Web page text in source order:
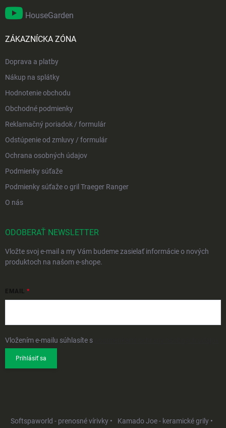
HouseGarden
ZÁKAZNÍCKA ZÓNA
Doprava a platby
Nákup na splátky
Hodnotenie obchodu
Obchodné podmienky
Reklamačný poriadok / formulár
Odstúpenie od zmluvy / formulár
Ochrana osobných údajov
Podmienky súťaže
Podmienky súťaže o gril Traeger Ranger
O nás
ODOBERAŤ NEWSLETTER
Vložte svoj e-mail a my Vám budeme zasielať informácie o nových
produktoch na našom e-shope.
EMAIL
Vložením e-mailu súhlasíte s
Prihlásiť sa
Softspaworld - prenosné vírivky • Kamado Joe - keramické grily •